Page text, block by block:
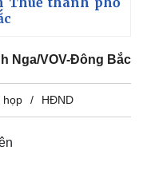
Nga/VOV-Đông Bắc
họp HĐND